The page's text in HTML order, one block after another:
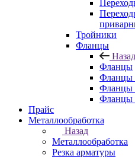
Тройники
Фланцы
Назад
Фланцы
Фланцы
Фланцы
Фланцы
Прайс
Металлообработка
Назад
Металлообработка
Резка арматуры